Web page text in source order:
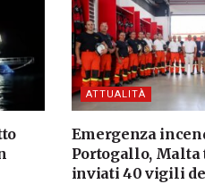
ATTUALITÀ
Emergenza
Portogallo, Malta
inviati 40 vigili